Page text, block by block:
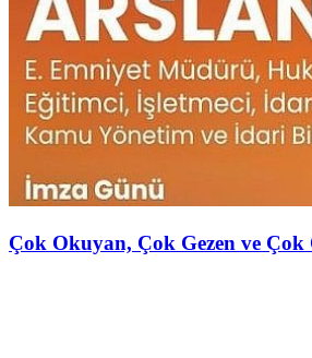
Çok Okuyan, Çok Gezen ve